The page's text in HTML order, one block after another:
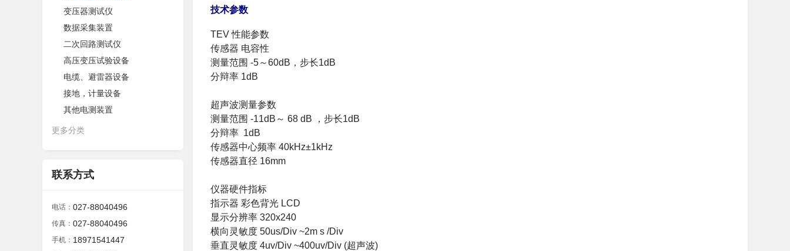
变压器测试仪
数据采集装置
二次回路测试仪
高压变压试验设备
电缆、避雷器设备
接地，计量设备
其他电测装置
更多分类
联系方式
电话： 027-88040496
传真： 027-88040496
手机： 18971541447
技术参数
TEV 性能参数
传感器 电容性
测量范围 -5～60dB，步长1dB
分辩率 1dB
超声波测量参数
测量范围 -11dB～ 68 dB ，步长1dB
分辩率 1dB
传感器中心频率 40kHz±1kHz
传感器直径 16mm
仪器硬件指标
指示器 彩色背光 LCD
显示分辨率 320x240
横向灵敏度 50us/Div ~2m s /Div
垂直灵敏度 4uv/Div ~400uv/Div (超声波)